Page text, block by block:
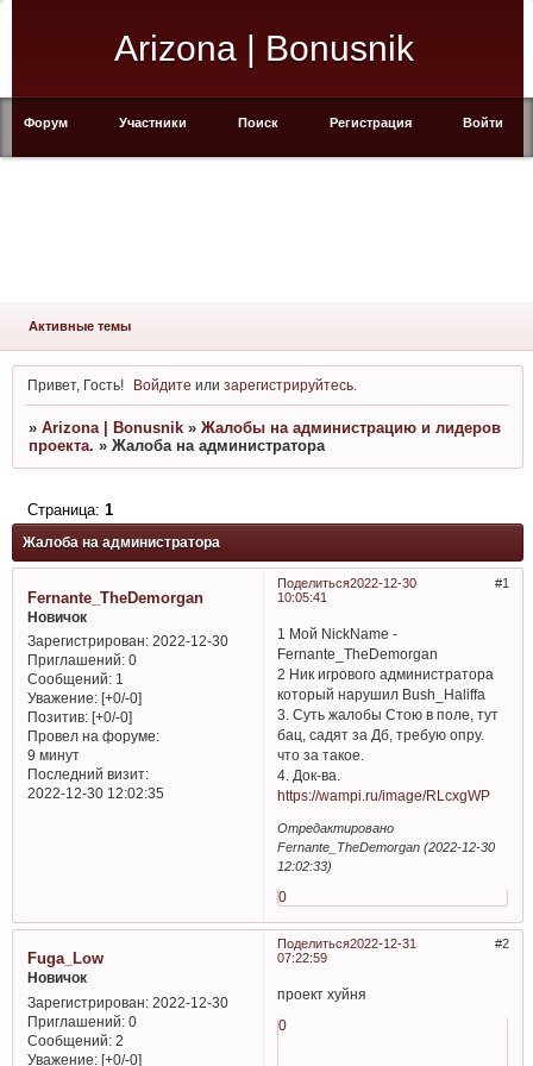
Arizona | Bonusnik
Форум Участники Поиск Регистрация Войти
Активные темы
Привет, Гость! Войдите илизарегистрируйтесь
» Arizona | Bonusnik » Жалобы на администрацию и лидеров
проекта. » Жалоба на администратора
Жалоба на администратора
Страница: 1
Поделиться 1
2022-12-30
10:05:41
Fernante_TheDemorgan
Новичок
Зарегистрирован: 2022-12-30
Приглашений:0
Сообщений:1
Уважение: [+0/-0]
Позитив: [+0/-0]
Провел на форуме:
9 минут
Последний визит:
2022-12-30 12:02:35
1 Мой NickName -
Fernante_TheDemorgan
2 Ник игрового администратора
который нарушил Bush_Haliffa
3. Суть жалобы Стою в поле, тут
бац, садят за Дб, требую опру.
что за такое.
4. Док-ва.
https://wampi.ru/image/RLcxgWP
Отредактировано
Fernante_TheDemorgan (2022-12-30
12:02:33)
0
Поделиться 2
2022-12-31
07:22:59
Fuga_Low
Новичок
Зарегистрирован: 2022-12-30
Приглашений:0
Сообщений:2
Уважение: [+0/-0]
проект хуйня
0